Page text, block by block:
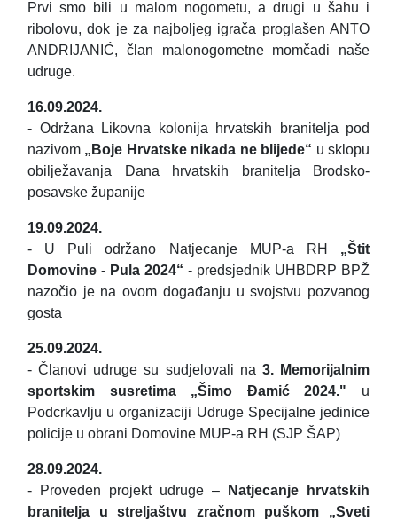
Prvi smo bili u malom nogometu, a drugi u šahu i
ribolovu, dok je za najboljeg igrača proglašen ANTO
ANDRIJANIĆ, član malonogometne momčadi naše
udruge.
16.09.2024.
- Održana Likovna kolonija hrvatskih branitelja pod
nazivom „Boje Hrvatske nikada ne blijede“ u sklopu
obilježavanja Dana hrvatskih branitelja Brodsko-
posavske županije
19.09.2024.
- U Puli održano Natjecanje MUP-a RH „Štit
Domovine - Pula 2024“ - predsjednik UHBDRP BPŽ
nazočio je na ovom događanju u svojstvu pozvanog
gosta
25.09.2024.
- Članovi udruge su sudjelovali na 3. Memorijalnim
sportskim susretima „Šimo Đamić 2024." u
Podcrkavlju u organizaciji Udruge Specijalne jedinice
policije u obrani Domovine MUP-a RH (SJP ŠAP)
28.09.2024.
- Proveden projekt udruge –
Natjecanje hrvatskih
branitelja u streljaštvu zračnom puškom „Sveti